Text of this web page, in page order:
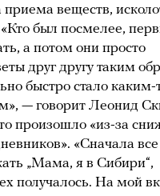
приема веществ,
был посмелее,
а потом они просто
друг другу таким
быстро стало каким-
— говорит Леонид
произошло «из-за
«Сначала все
„Мама, я в Сибири“,
получалось. На мой